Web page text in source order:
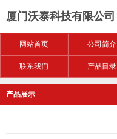
厦门沃泰科技有限公司
网站首页 公司简介
联系我们 产品目录
产品展示